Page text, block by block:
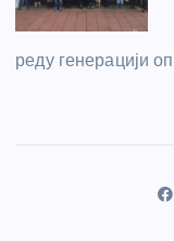
реду генерацији